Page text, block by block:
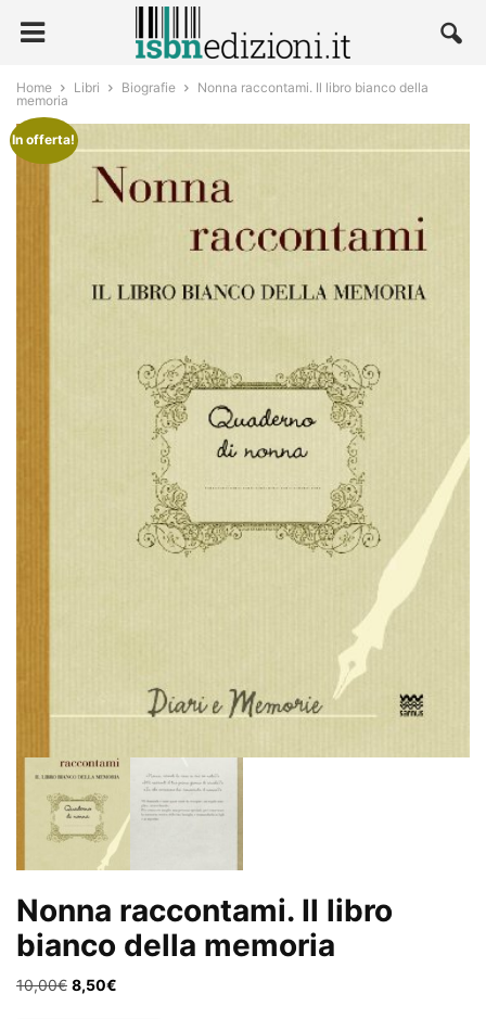
Home Libri Biografie
Nonna raccontami. Il libro bianco della
memoria
In offerta!
Nonna raccontami. Il libro
bianco della memoria
10,00€ Il
8,50€